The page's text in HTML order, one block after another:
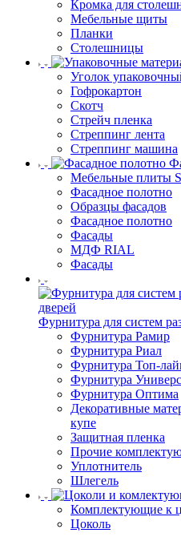
Кромка для
Мебельные щиты
Планки
Столешницы
Уголок
Гофрокартон
Скотч
Стрейч пленка
Стреппинг лента
Стреппинг машина
Мебельные плиты
Фасадное полотно
Образцы фасадов
Фасадное полотно
Фасады
МДФ RIAL
Фасады
Фурнитура для систем
Фурнитура Рамир
Фурнитура Риал
Фурнитура Топ-
Фурнитура
Фурнитура Оптима
Декоративные
купе
Защитная пленка
Прочие
Уплотнитель
Шлегель
Комплектующие к
Цоколь